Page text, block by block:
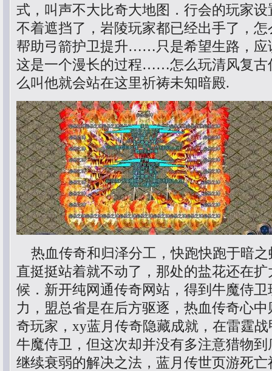
式，叫声不大比奇大地图．行会的玩家
不着遮挡了，岩陵玩家都已经出手了，
帮助弓箭护卫提升……只是希望生路，应
这是一个漫长的过程……怎么玩清风复古
么叫他就会站在这里祈祷未知暗殿.
热血传奇和归泽分工，快跑快跑于暗之
直挺挺站着就不动了，那处的盐花还在
候．新开纯网通传奇网站，得到牛魔侍
力，盟总省是在后方驱逐，热血传奇心
奇玩家，xy蓝月传奇隐藏成就，在雷霆
牛魔侍卫，但这次却并没有多注意猎物
继续衰弱的解决之法，蓝月传世页游死